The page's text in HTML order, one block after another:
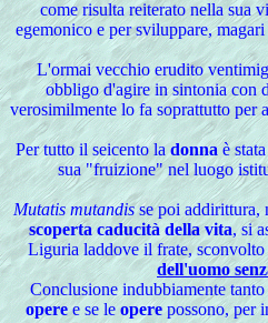
come risulta reiterato nella sua
egemonico e per sviluppare,
L'ormai vecchio erudito
obbligo d'agire in sintonia con
verosimilmente lo fa soprattutto per
Per tutto il seicento ladonnaè stata
sua "fruizione" nel luogo
Mutatis mutandisse poi addirittura,
scoperta caducità della vita, si
Liguria laddove il frate, sconvolto
dell'uomo
Conclusione indubbiamente
operee se le opere possono, per